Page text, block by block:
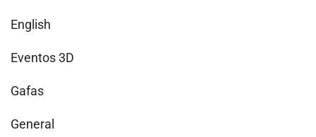
English
Eventos 3D
Gafas
General